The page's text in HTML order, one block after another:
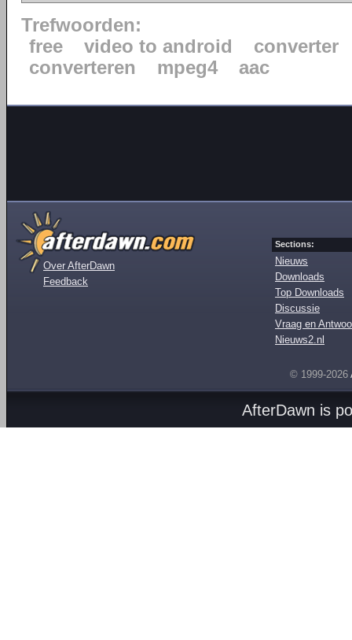
Trefwoorden:
free
video to android
converter
converteren
mpeg4 aac
Over AfterDawn
Feedback
Sections:
Nieuws
Downloads
Top Downloads
Discussie
Vraag en
Nieuws2.nl
© 1999-2026
AfterDawn is